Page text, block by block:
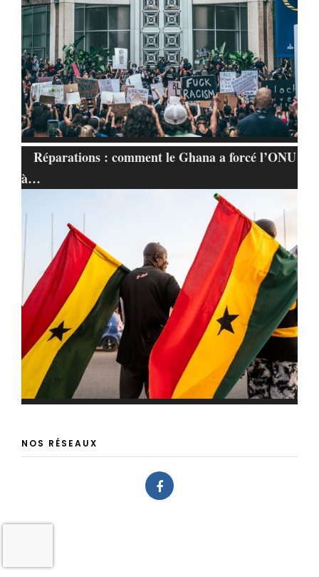
Réparations : comment le Ghana a forcé l’ONU
à…
NOS RÉSEAUX